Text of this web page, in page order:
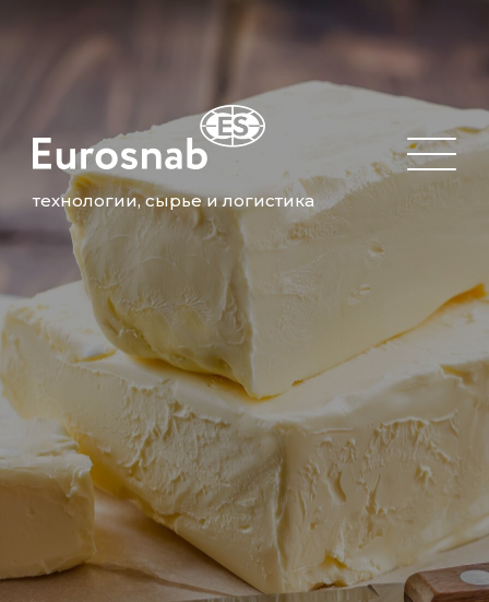
технологии, сырье и логистика